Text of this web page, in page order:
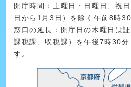
開庁時間：土曜日・日曜日、祝
日から1月3日）を除く午前8時
窓口の延長：開庁日の木曜日は
課税課、収税課）を午後7時30分
す。